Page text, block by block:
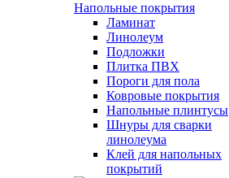
Напольные покрытия
Ламинат
Линолеум
Подложки
Плитка ПВХ
Пороги для пола
Ковровые покрытия
Напольные плинтусы
Шнуры для сварки
линолеума
Клей для напольных
покрытий